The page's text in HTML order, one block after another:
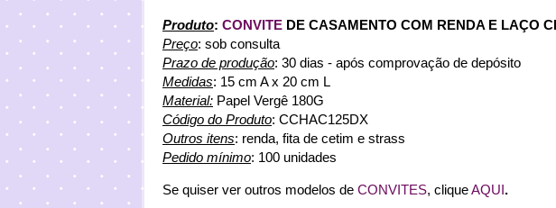
Produto: CONVITE DE CASAMENTO COM RENDA E LAÇO
Preço: sob consulta
Prazo de produção: 30 dias - após comprovação de depósito
Medidas: 15 cm A x 20 cm L
Material: Papel Vergê 180G
Código do Produto: CCHAC125DX
Outros itens: renda, fita de cetim e strass
Pedido mínimo: 100 unidades
Se quiser ver outros modelos de CONVITES, cliqueAQUI.